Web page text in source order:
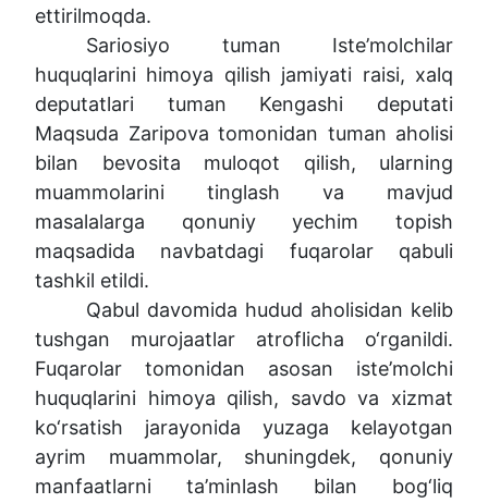
ettirilmoqda.
Sariosiyo tuman Iste’molchilar
huquqlarini himoya qilish jamiyati raisi, xalq
deputatlari tuman Kengashi deputati
Maqsuda Zaripova tomonidan tuman aholisi
bilan bevosita muloqot qilish, ularning
muammolarini tinglash va mavjud
masalalarga qonuniy yechim topish
maqsadida navbatdagi fuqarolar qabuli
tashkil etildi.
Qabul davomida hudud aholisidan kelib
tushgan murojaatlar atroflicha o‘rganildi.
Fuqarolar tomonidan asosan iste’molchi
huquqlarini himoya qilish, savdo va xizmat
ko‘rsatish jarayonida yuzaga kelayotgan
ayrim muammolar, shuningdek, qonuniy
manfaatlarni ta’minlash bilan bog‘liq